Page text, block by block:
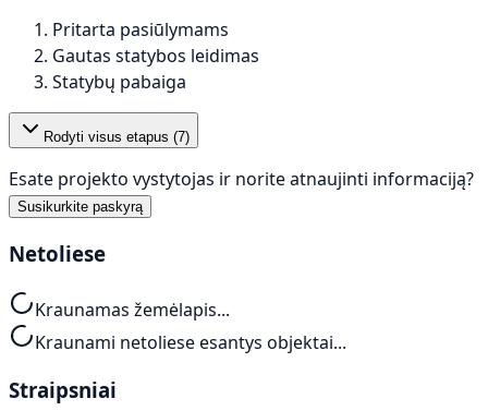
Pritarta pasiūlymams
Gautas statybos leidimas
Statybų pabaiga
Rodyti visus etapus (7)
Esate projekto vystytojas ir norite atnaujinti informaciją?
Susikurkite paskyrą
Netoliese
Kraunamas žemėlapis...
Kraunami netoliese esantys objektai...
Straipsniai